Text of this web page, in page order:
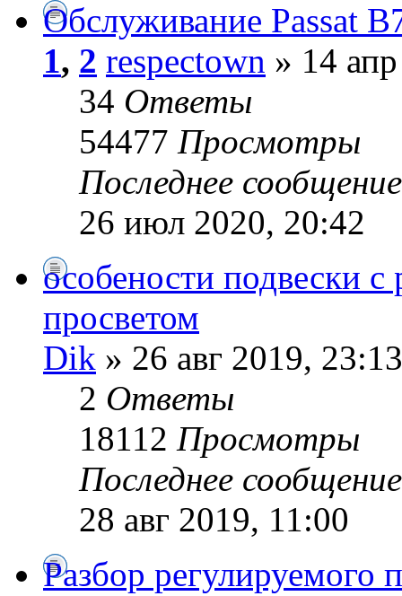
Обслуживание Passat
1, 2 respectown » 14
34 Ответы
54477 Просмотры
Последнее
26 июл 2020, 20:42
особености подвески
просветом
Dik » 26 авг 2019, 23:13
2 Ответы
18112 Просмотры
Последнее
28 авг 2019, 11:00
Разбор регулируемого